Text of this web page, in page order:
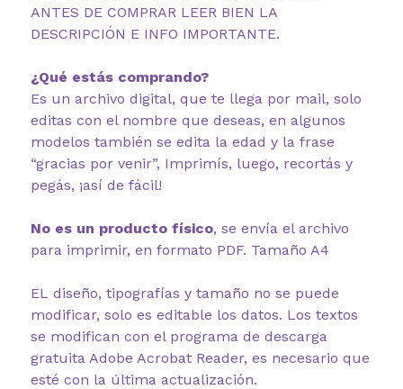
ANTES DE COMPRAR LEER BIEN LA
DESCRIPCIÓN E INFO IMPORTANTE.
¿Qué estás comprando?
Es un archivo digital, que te llega por mail, solo
editas con el nombre que deseas, en algunos
modelos también se edita la edad y la frase
“gracias por venir”, Imprimís, luego, recortás y
pegás, ¡así de fácil!
No es un producto físico, se envía el archivo
para imprimir, en formato PDF. Tamaño A4
EL diseño, tipografías y tamaño no se puede
modificar, solo es editable los datos. Los textos
se modifican con el programa de descarga
gratuita Adobe Acrobat Reader, es necesario que
esté con la última actualización.